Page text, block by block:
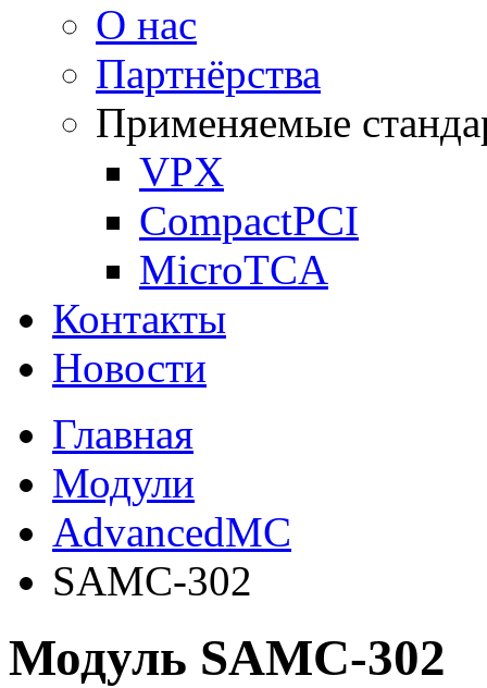
О нас
Партнёрства
Применяемые
VPX
CompactPCI
MicroTCA
Контакты
Новости
Главная
Модули
AdvancedMC
SAMC-302
Модуль SAMC-302